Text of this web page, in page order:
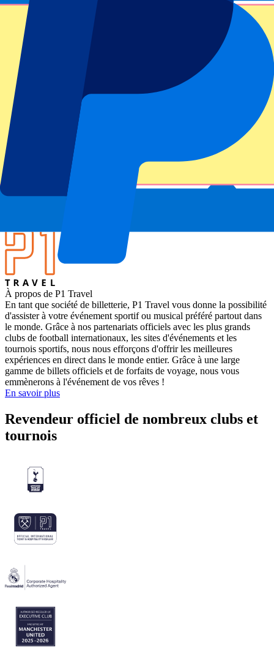
Envoyer
Vos informations seront utilisées conformément à notre
Privacy
Policy
Merci d'avoir envoyé le formulaire !
Informations sur l'événement
À propos de Sevilla vs UD Las Palmas
Compétition
La Liga 2024-2025
Sevilla vs UD Las Palmas
Estadio Ramón Sánchez Pizjuán
À propos de P1 Travel
En tant que société de billetterie, P1 Travel vous donne la possibilité
d'assister à votre événement sportif ou musical préféré partout dans
le monde. Grâce à nos partenariats officiels avec les plus grands
clubs de football internationaux, les sites d'événements et les
tournois sportifs, nous nous efforçons d'offrir les meilleures
expériences en direct dans le monde entier. Grâce à une large
gamme de billets officiels et de forfaits de voyage, nous vous
emmènerons à l'événement de vos rêves !
En savoir plus
Revendeur officiel de nombreux clubs et
tournois